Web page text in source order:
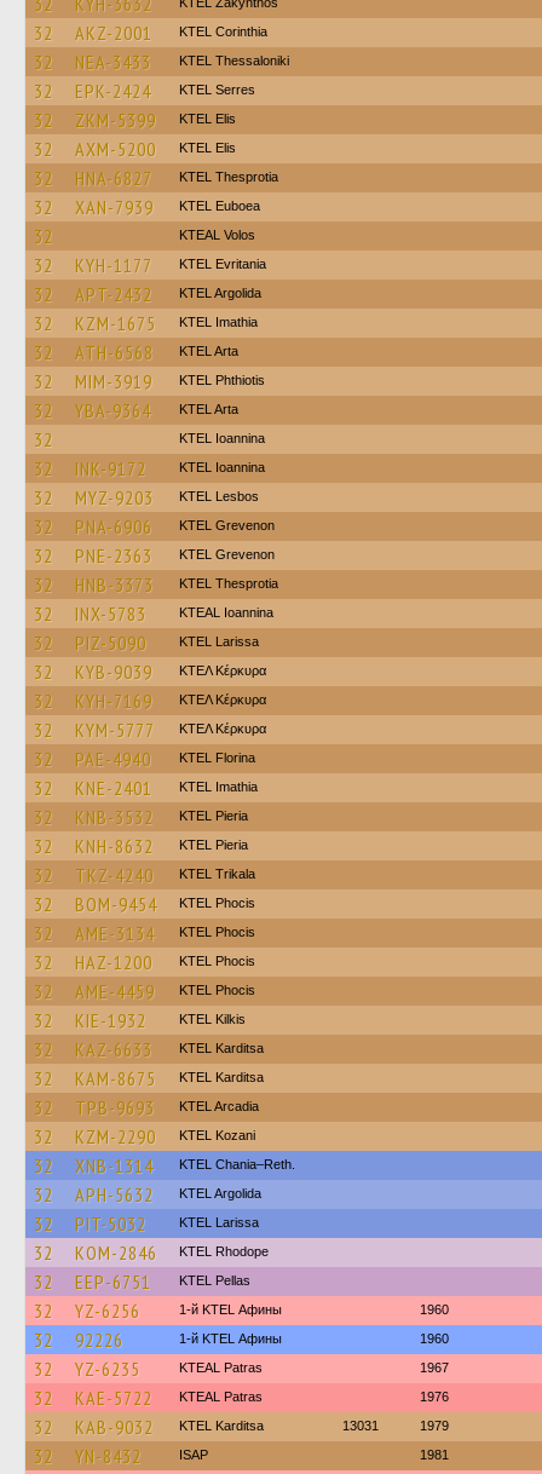
32 AKZ-2001 KTEL Corinthia
32 NEA-3433 KTEL Thessaloniki
32 EPK-2424 KTEL Serres
32 ZKM-5399 KTEL Elis
32 AXM-5200 KTEL Elis
32 HNA-6827 KTEL Thesprotia
32 XAN-7939 ΚΤΕL Euboea
32 KTEAL Volos
32 KYH-1177 ΚΤΕL Evritania
32 APT-2432 KTEL Argolida
32 KZM-1675 KTEL Imathia
32 ATH-6568 KTEL Arta
32 MIM-3919 ΚΤΕL Phthiotis
32 YBA-9364 KTEL Arta
32 KTEL Ioannina
32 INK-9172 KTEL Ioannina
32 MYZ-9203 KTEL Lesbos
32 PNA-6906 ΚΤΕL Grevenon
32 PNE-2363 ΚΤΕL Grevenon
32 HNB-3373 KTEL Thesprotia
32 INX-5783 KTEAL Ioannina
32 PIZ-5090 KTEL Larissa
32 KYB-9039 ΚΤΕΛ Κέρκυρα
32 KYH-7169 ΚΤΕΛ Κέρκυρα
32 KYM-5777 ΚΤΕΛ Κέρκυρα
32 PAE-4940 KTEL Florina
32 KNE-2401 KTEL Imathia
32 KNB-3532 KTEL Pieria
32 KNH-8632 KTEL Pieria
32 TKZ-4240 ΚΤΕL Τrikala
32 BOM-9454 ΚΤΕL Phocis
32 AME-3134 ΚΤΕL Phocis
32 HAZ-1200 ΚΤΕL Phocis
32 AME-4459 ΚΤΕL Phocis
32 KIE-1932 KTEL Kilkis
32 KAZ-6633 ΚΤΕL Karditsa
32 KAM-8675 ΚΤΕL Karditsa
32 TPB-9693 KTEL Arcadia
32 KZM-2290 ΚΤΕL Kozani
32 XNB-1314 KTEL Chania–Reth.
32 APH-5632 KTEL Argolida
32 PIT-5032 KTEL Larissa
32 KOM-2846 KTEL Rhodope
32 EEP-6751 KTEL Pellas
32 YZ-6256 1-й KTEL Афины 1960
32 92226 1-й KTEL Афины 1960
32 YZ-6235 KTEAL Patras 1967
32 KAE-5722 KTEAL Patras 1976
32 KAB-9032 ΚΤΕL Karditsa 13031 1979
32 YN-8432 ISAP 1981